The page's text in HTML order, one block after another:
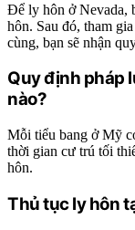
Để ly hôn ở Nevada,
hôn. Sau đó, tham
cùng, bạn sẽ nhận
Quy định pháp
nào?
Mỗi tiểu bang ở Mỹ
thời gian cư trú tối
hôn.
Thủ tục ly hôn